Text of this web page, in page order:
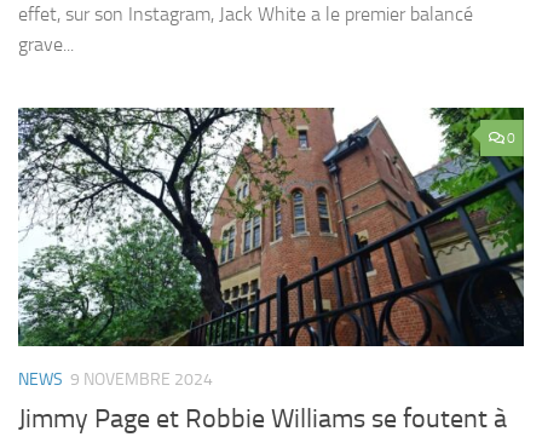
effet, sur son Instagram, Jack White a le premier balancé
grave...
0
NEWS 9 NOVEMBRE 2024
Jimmy Page et Robbie Williams se foutent à